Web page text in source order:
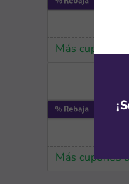
Más cupones
Más cupones